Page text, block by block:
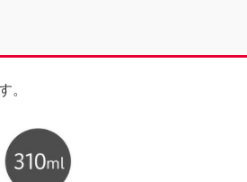
。